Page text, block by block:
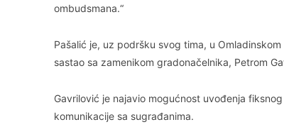
ombudsmana.“
Pašalić je, uz podršku svog tima, u
sastao sa zamenikom gradonačelnika, Petrom
Gavrilović je najavio mogućnost uvođenja
komunikacije sa sugrađanima.